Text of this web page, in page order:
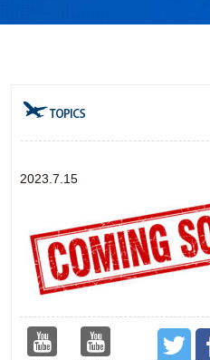
2023.7.15